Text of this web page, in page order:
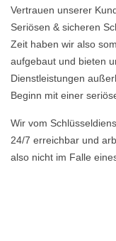
Vertrauen unserer
Seriösen & sicheren
Zeit haben wir also
aufgebaut und bieten
Dienstleistungen
Beginn mit einer
Wir vom
24/7 erreichbar und
also nicht im Falle